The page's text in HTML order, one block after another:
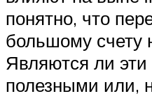
понятно, что
большому счету
Являются ли
полезными или,